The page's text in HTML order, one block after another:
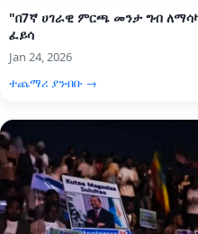
"በ7ኛ ሀገራዊ ምርጫ መንታ ግብ
ፈይሳ
Jan 24, 2026
ተጨማሪ ያንብቡ →